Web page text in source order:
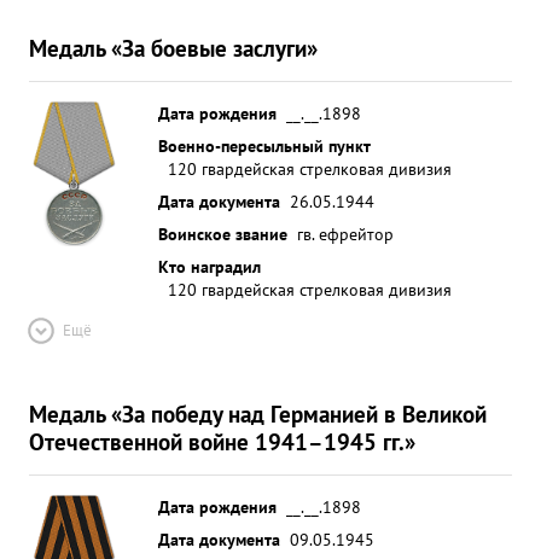
Медаль «За боевые заслуги»
Дата рождения
__.__.1898
Военно-пересыльный пункт
120 гвардейская стрелковая дивизия
Дата документа 26.05.1944
Воинское звание гв. ефрейтор
Кто наградил
120 гвардейская стрелковая дивизия
Ещё
Медаль «За победу над Германией в Великой
Отечественной войне 1941–1945 гг.»
Дата рождения
__.__.1898
Дата документа 09.05.1945